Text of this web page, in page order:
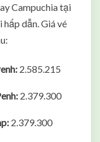
Campuchia tại
dẫn. Giá vé
2.585.215
2.379.300
2.379.300